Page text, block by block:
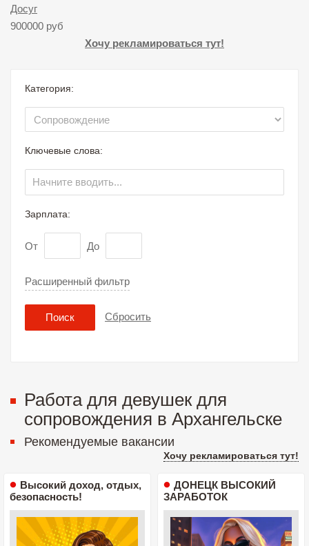
Досуг
900000 руб
Хочу рекламироваться тут!
Категория:
Ключевые слова:
Зарплата:
От До
Расширенный фильтр
Поиск Сбросить
Работа для девушек для
сопровождения в Архангельске
Рекомендуемые вакансии
Хочу рекламироваться тут!
Высокий доход, отдых,
безопасность!
ДОНЕЦК ВЫСОКИЙ
ЗАРАБОТОК